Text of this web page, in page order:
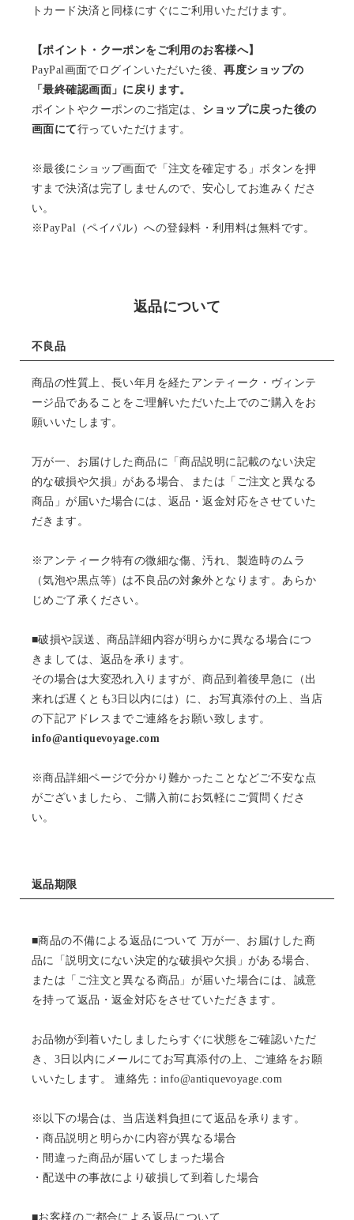
トカード決済と同様にすぐにご利用いただけます。
【ポイント・クーポンをご利用のお客様へ】
PayPal画面でログインいただいた後、再度ショップの
「最終確認画面」に戻ります。
ポイントやクーポンのご指定は、 ショップに戻った後の
画面にて行っていただけます。
※最後にショップ画面で「注文を確定する」ボタンを押
すまで決済は完了しませんので、安心してお進みくださ
い。
※PayPal（ペイパル）への登録料・利用料は無料です。
返品について
不良品
商品の性質上、長い年月を経たアンティーク・ヴィンテ
ージ品であることをご理解いただいた上でのご購入をお
願いいたします。
万が一、お届けした商品に「商品説明に記載のない決定
的な破損や欠損」がある場合、または「ご注文と異なる
商品」が届いた場合には、返品・返金対応をさせていた
だきます。
※アンティーク特有の微細な傷、汚れ、製造時のムラ
（気泡や黒点等）は不良品の対象外となります。あらか
じめご了承ください。
■破損や誤送、商品詳細内容が明らかに異なる場合につ
きましては、返品を承ります。
その場合は大変恐れ入りますが、商品到着後早急に（出
来れば遅くとも3日以内には）に、お写真添付の上、当店
の下記アドレスまでご連絡をお願い致します。
info@antiquevoyage.com
※商品詳細ページで分かり難かったことなどご不安な点
がございましたら、ご購入前にお気軽にご質問くださ
い。
返品期限
■商品の不備による返品について 万が一、お届けした商
品に「説明文にない決定的な破損や欠損」がある場合、
または「ご注文と異なる商品」が届いた場合には、誠意
を持って返品・返金対応をさせていただきます。
お品物が到着いたしましたらすぐに状態をご確認いただ
き、3日以内にメールにてお写真添付の上、ご連絡をお願
いいたします。 連絡先：info@antiquevoyage.com
※以下の場合は、当店送料負担にて返品を承ります。
・商品説明と明らかに内容が異なる場合
・間違った商品が届いてしまった場合
・配送中の事故により破損して到着した場合
■お客様のご都合による返品について